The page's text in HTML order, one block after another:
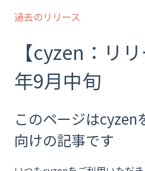
過去のリリース
【cyzen：リ
年9月中旬
このページはcyzen
向けの記事です